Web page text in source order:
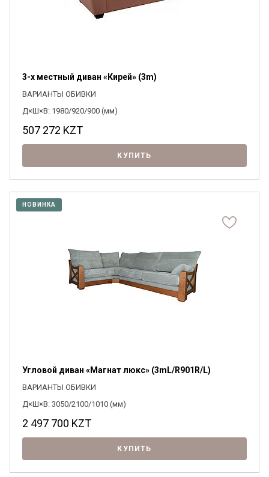
3-х местный диван «Кирей» (3m)
ВАРИАНТЫ ОБИВКИ
Д×Ш×В: 1980/920/900 (мм)
507 272 KZT
КУПИТЬ
НОВИНКА
Угловой диван «Магнат люкс» (3mL/R901R/L)
ВАРИАНТЫ ОБИВКИ
Д×Ш×В: 3050/2100/1010 (мм)
2 497 700 KZT
КУПИТЬ